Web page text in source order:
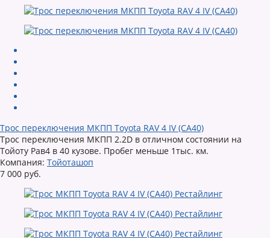
Трос переключения МКПП Toyota RAV 4 IV (CA40)
Трос переключения МКПП 2.2D в отличном состоянии на
Тойоту Рав4 в 40 кузове. Пробег меньше 1тыс. км.
Компания: Тойоташоп
7 000 руб.